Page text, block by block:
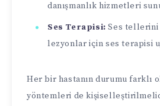
danışmanlık hizmetleri
Ses Terapisi: Ses
lezyonlar için ses terapisi
Her bir hastanın durumu farklı
yöntemleri de